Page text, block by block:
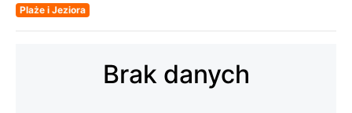
Plaże i Jeziora
Brak danych